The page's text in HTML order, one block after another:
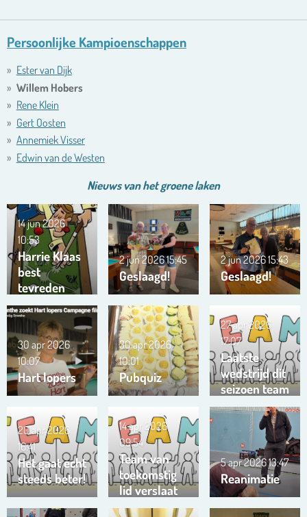
Persoonlijke Kampioenschappen
Ester van Dijk
Willem Hobers
Rene Klein
Gert Oosten
Annemiek Visser
Edwin van de Westen
Nieuws van hetgroenelaken
Harrie Klaas
best
tevreden
14 jun 2026
10:53
Geslaagd!
2 jun 202615:45
Geslaagd!
2 jun 202615:43
Hart lopers
30 apr 2026
10:07
Pubquiz
30 apr 2026
10:01
Laatste
wedstrijd dit
seizoen team
Trianta 01
27 apr 2026
17:07
Het gaat echt
steeds beter!
20 apr 2026
16:41
Team van
toekomstig
lid verslaat
ons team …
14 apr 2026
09:54
Reanimatie
5 apr 202613:47